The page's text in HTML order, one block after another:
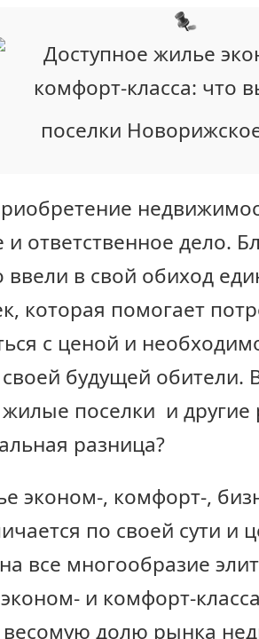
поселки
и ответственное дело.
ввели в свой обиход
которая помогает
с ценой и
будущей обители.
жилые поселки и
разница?
эконом-, комфорт-,
по своей сути и
все многообразие
и комфорт-
долю рынка